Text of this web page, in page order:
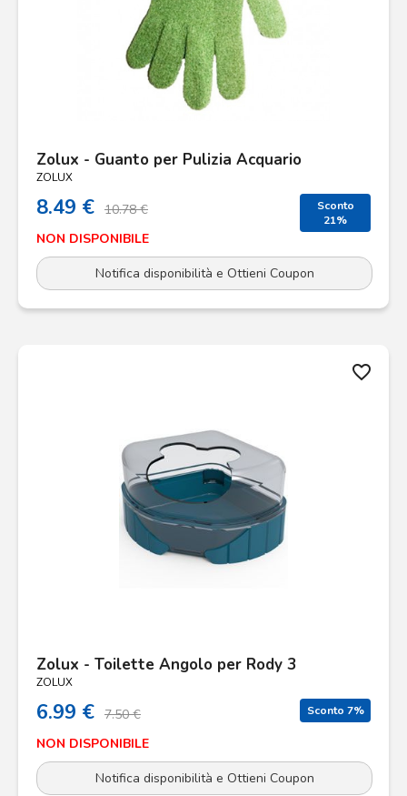
Zolux - Guanto per Pulizia Acquario
ZOLUX
8.49 € 10.78 €
Sconto
21%
NON DISPONIBILE
Notifica disponibilità e Ottieni Coupon
favorite_border
Zolux - Toilette Angolo per Rody 3
ZOLUX
6.99 € 7.50 € Sconto 7%
NON DISPONIBILE
Notifica disponibilità e Ottieni Coupon